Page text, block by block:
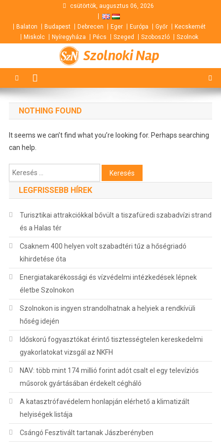
content
csütörtök, augusztus 06, 2026
Balaton Budapest Debrecen Eger Európa Győr
Kecskemét
Miskolc
Nyíregyháza Pécs Szeged Szoboszló Szolnok
Szolnoki Nap
NOTHING FOUND
It seems we can’t find what you’re looking for. Perhaps searching
can help.
Keresés:
LEGFRISSEBB HÍREK
Turisztikai attrakciókkal bővült a tiszafüredi szabadvízi strand
és a Halas tér
Csaknem 400 helyen volt szabadtéri tűz a hőségriadó
kihirdetése óta
Energiatakarékossági és vízvédelmi intézkedések lépnek
életbe Szolnokon
Szolnokon is ingyen strandolhatnak a helyiek a rendkívüli
hőség idején
Időskorú fogyasztókat érintő tisztességtelen kereskedelmi
gyakorlatokat vizsgál az NKFH
NAV: több mint 174 millió forint adót csalt el egy televíziós
műsorok gyártásában érdekelt cégháló
A katasztrófavédelem honlapján elérhető a klimatizált
helyiségek listája
Csángó Fesztivált tartanak Jászberényben